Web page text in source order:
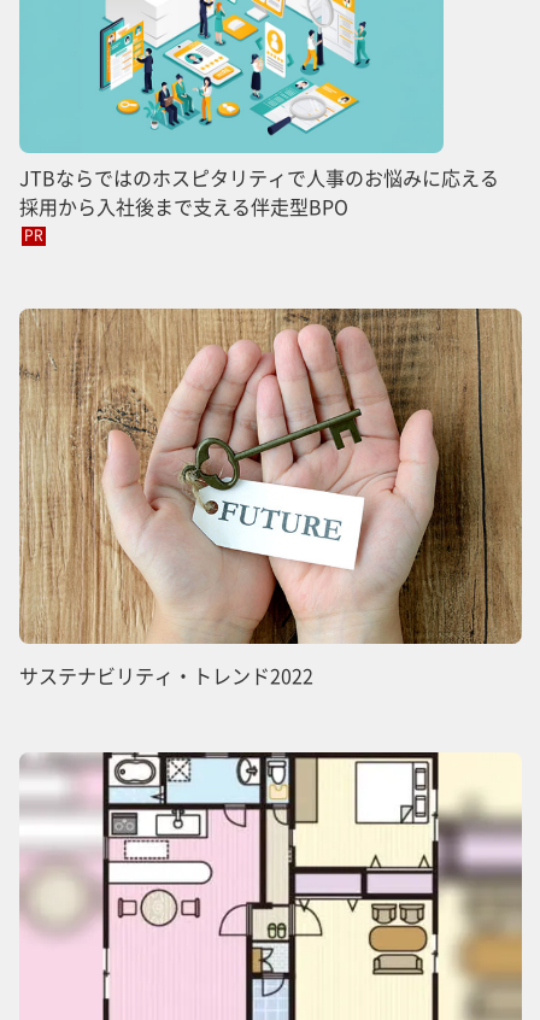
JTBならではのホスピタリティで人事のお悩みに応える
採用から入社後まで支える伴走型BPO
PR
サステナビリティ・トレンド2022